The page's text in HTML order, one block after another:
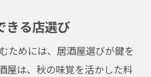
きる店選び
ためには、居酒屋選びが鍵を
屋は、秋の味覚を活かした料